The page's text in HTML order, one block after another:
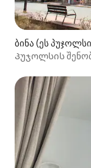
ბინა (ეს
Პუჯოლსის